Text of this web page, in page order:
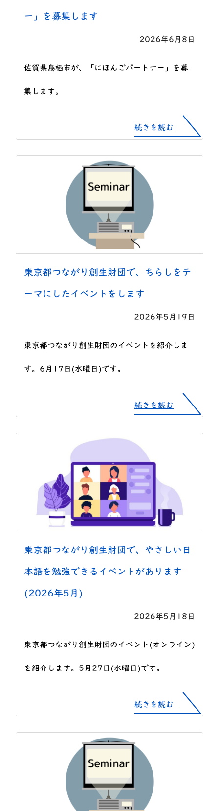
ー」を募集します
2026年6月8日
佐賀県鳥栖市が、「にほんごパートナー」を募
集します。
続きを読む
東京都つながり創生財団で、ちらしをテ
ーマにしたイベントをします
2026年5月19日
東京都つながり創生財団のイベントを紹介しま
す。6月17日(水曜日)です。
続きを読む
東京都つながり創生財団で、やさしい日
本語を勉強できるイベントがあります
(2026年5月)
2026年5月18日
東京都つながり創生財団のイベント(オンライン)
を紹介します。5月27日(水曜日)です。
続きを読む